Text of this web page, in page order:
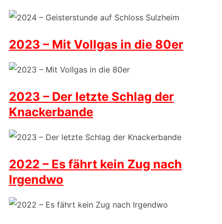
2023 – Mit Vollgas in die 80er
2023 – Der letzte Schlag der
Knackerbande
2022 – Es fährt kein Zug nach
Irgendwo